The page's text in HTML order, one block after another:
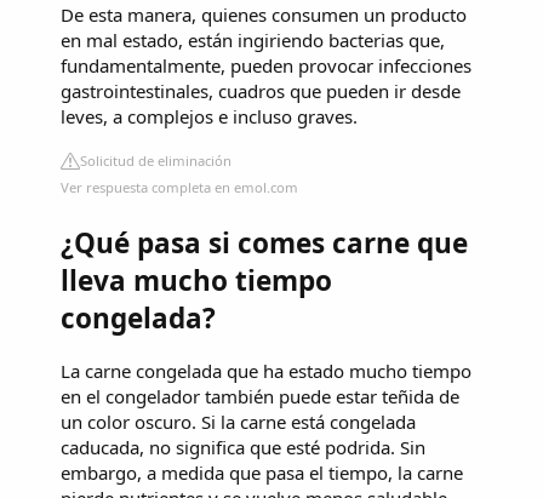
De esta manera, quienes consumen un producto
en mal estado, están ingiriendo bacterias que,
fundamentalmente, pueden provocar infecciones
gastrointestinales, cuadros que pueden ir desde
leves, a complejos e incluso graves.
Solicitud de eliminación
Ver respuesta completa en emol.com
¿Qué pasa si comes carne que
lleva mucho tiempo
congelada?
La carne congelada que ha estado mucho tiempo
en el congelador también puede estar teñida de
un color oscuro. Si la carne está congelada
caducada, no significa que esté podrida. Sin
embargo, a medida que pasa el tiempo, la carne